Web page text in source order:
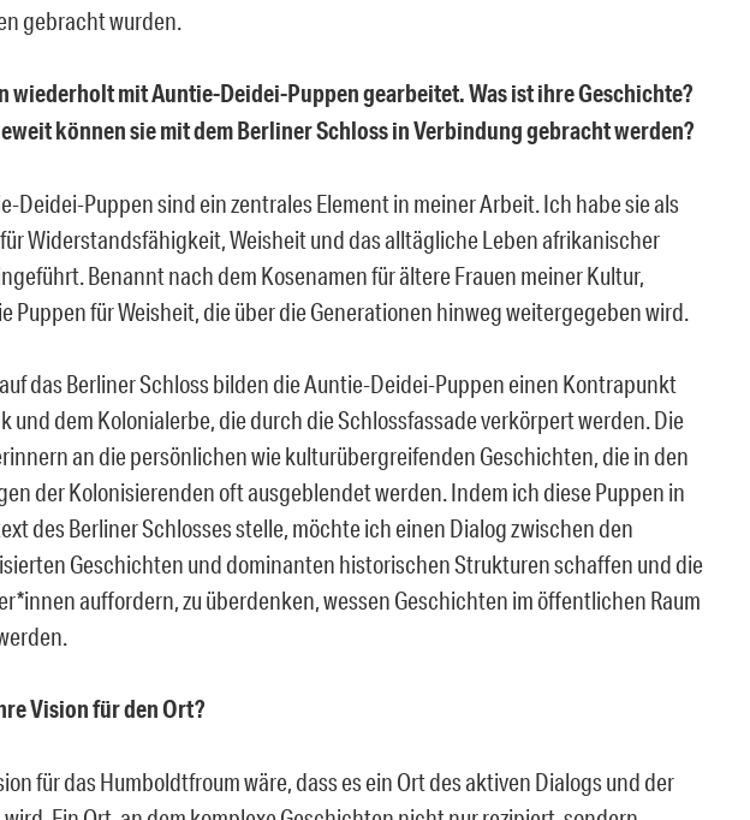
gebracht wurden.
wiederholt mit Auntie-Deidei-Puppen gearbeitet. Was ist ihre Geschichte?
können sie mit dem Berliner Schloss in Verbindung gebracht werden?
Deidei-Puppen sind ein zentrales Element in meiner Arbeit. Ich habe sie als
Widerstandsfähigkeit, Weisheit und das alltägliche Leben afrikanischer
Benannt nach dem Kosenamen für ältere Frauen meiner Kultur,
Puppen für Weisheit, die über die Generationen hinweg weitergegeben wird.
das Berliner Schloss bilden die Auntie-Deidei-Puppen einen Kontrapunkt
und dem Kolonialerbe, die durch die Schlossfassade verkörpert werden. Die
an die persönlichen wie kulturübergreifenden Geschichten, die in den
der Kolonisierenden oft ausgeblendet werden. Indem ich diese Puppen in
des Berliner Schlosses stelle, möchte ich einen Dialog zwischen den
Geschichten und dominanten historischen Strukturen schaffen und die
auffordern, zu überdenken, wessen Geschichten im öffentlichen Raum
Vision für den Ort?
für das Humboldtfroum wäre, dass es ein Ort des aktiven Dialogs und der